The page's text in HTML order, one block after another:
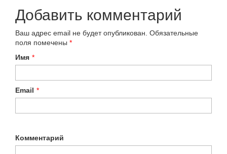
Добавить комментарий
Ваш адрес email не будет опубликован. Обязательные
поля помечены *
Имя *
Email *
Комментарий